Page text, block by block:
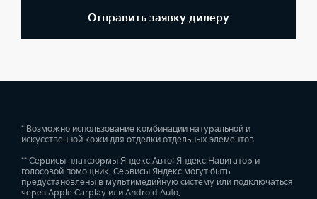
Отправить заявку дилеру
* Возможно использование комбинации натуральной и
искусственной кожи для отделки отдельных элементов
** Сервисы платформы Яндекс.Авто: Яндекс.Навигатор и
голосовой помощник. Сервисы Яндекс могут быть
предустановлены в мультимедийную систему или подключаться
через Apple Carplay или Android Auto.